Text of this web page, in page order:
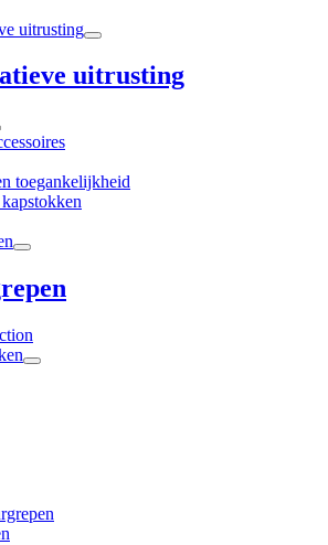
uitrusting
uitrusting
toegankelijkheid